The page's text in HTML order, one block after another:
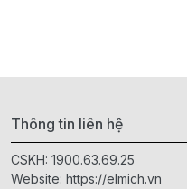
Thông tin liên hệ
CSKH: 1900.63.69.25
Website: https://elmich.vn